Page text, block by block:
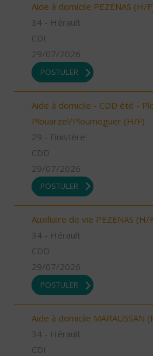
Aide à domicile PEZENAS (H/
34 - Hérault
CDI
29/07/2026
POSTULER
Aide à domicile - CDD été -
Plouarzel/Ploumoguer (H/F)
29 - Finistère
CDD
29/07/2026
POSTULER
Auxiliaire de vie PEZENAS (H/
34 - Hérault
CDD
29/07/2026
POSTULER
Aide à domicile MARAUSSAN
34 - Hérault
CDI